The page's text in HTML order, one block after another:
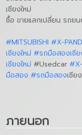
เชียงใหม่
ซื้อ ขายแลกเปลี่ยน รถย
#MITSUBISHI #X-
เชียงใหม่ #รถมือสองเชีย
เชียงใหม่ #Usedcar
มือสอง #รถมือสองเชีย
ภายนอก